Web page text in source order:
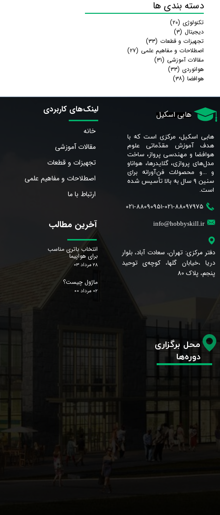
دسته بندی ها
تکنولوژی (۲۰)
دیجیتال (۳)
تجهیزات و قطعات (۳۳)
اصطلاحات و مفاهیم علمی (۲۷)
مقالات آموزشی (۳۱)
هوانوردی (۳۳)
هوافضا (۳۸)
هابی اسکیل
هابی اسکیل، مرکزی است که با
هدف آموزش مقدّماتی علوم
هوافضا و مهندسی پرواز، ساخت
مدل‌های پروازی، گلایدرها، هواناو
و ...و محصولات فن‌آورانه برای
سنین ٩ سال به بالا تأسیس شده
است.​​​​​​​
021-88090951-021-88097975
info@hobbyskill.ir
دفتر مرکزی: تهران، سعادت آباد، بلوار
دریا ،خیابان گلها، کوچه‌ی توحید
پنجم، پلاک 80
لینک‌های کاربردی
خانه
مقالات آموزشی
تجهیزات و قطعات
اصطلاحات و مفاهیم علمی
ارتباط با ما
آخرین مطالب
انتخاب باتری مناسب
برای هواپیما
۲۸ مرداد ۰۳
ماژول چیست؟
۰۲ مرداد ۰۰
محل برگزاری
دوره‌ها